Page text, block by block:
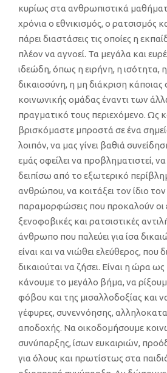
κυρίως στα ανθρωπιστικά
χρόνια ο εθνικισμός, ο ρατσισμός
πάρει διαστάσεις τις οποίες η
πλέον να αγνοεί. Τα μεγάλα και
ιδεώδη, όπως η ειρήνη, η ισότητα,
δικαιοσύνη, η μη διάκριση κάποιας
κοινωνικής ομάδας έναντι των
πραγματικό τους περιεχόμενο. Ως
βρισκόμαστε μπροστά σε ένα
λοιπόν, να μας γίνει βαθιά
εμάς οφείλει να προβληματιστεί,
δειπίσω από το εξωτερικό
ανθρώπου, να κοιτάξει τον ίδιο
παραμορφώσεις που προκαλούν οι
ξενοφοβικές και ρατσιστικές
άνθρωπο που παλεύει για ίσα
είναι και να νιώθει ελεύθερος, που
δικαιούται να ζήσει. Είναι η ώρα ως
κάνουμε το μεγάλο βήμα, να
φόβου και της μισαλλοδοξίας και
γέφυρες, συνεννόησης, αλλη
αποδοχής. Να οικοδομήσουμε
συνύπαρξης, ίσων ευκαιριών,
για όλους και πρωτίστως στα